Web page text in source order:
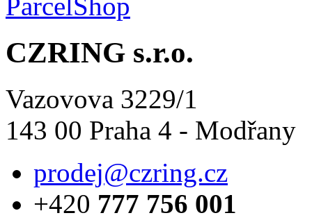
CZRING s.r.o.
Vazovova 3229/1
143 00 Praha 4 - Modřany
prodej@czring.cz
+420 777 756 001